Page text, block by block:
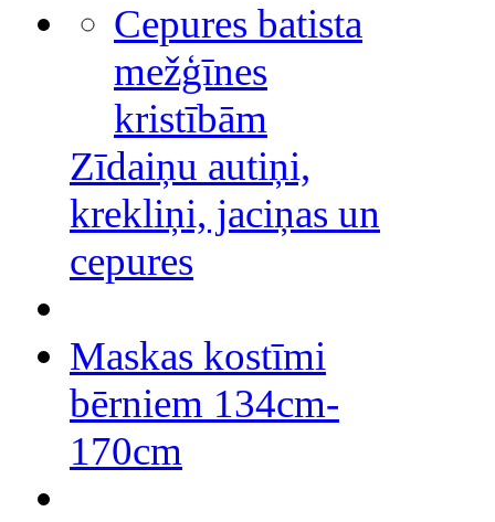
Cepures batista
mežģīnes
kristībām
Zīdaiņu autiņi,
krekliņi, jaciņas un
cepures
Maskas kostīmi
bērniem 134cm-
170cm